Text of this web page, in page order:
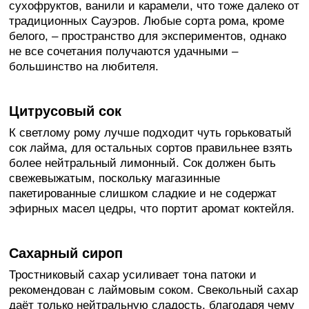
сухофруктов, ванили и карамели, что тоже далеко от
традиционных Сауэров. Любые сорта рома, кроме
белого, – пространство для экспериментов, однако
не все сочетания получаются удачными –
большинство на любителя.
Цитрусовый сок
К светлому рому лучше подходит чуть горьковатый
сок лайма, для остальных сортов правильнее взять
более нейтральный лимонный. Сок должен быть
свежевыжатым, поскольку магазинные
пакетированные слишком сладкие и не содержат
эфирных масел цедры, что портит аромат коктейля.
Сахарный сироп
Тростниковый сахар усиливает тона патоки и
рекомендован с лаймовым соком. Свекольный сахар
даёт только нейтральную сладость, благодаря чему